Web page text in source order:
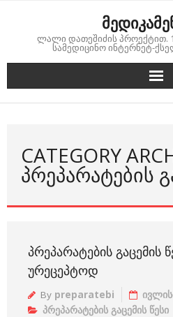
ლალი დათეშიძის პროექტით.
სამედიცინო ინტერნეტ-
CATEGORY
ᲞᲠᲔᲞᲐᲠᲐᲢᲔᲑᲘᲡ
ᲞᲠᲔᲞᲐᲠᲐᲢᲔᲑᲘᲡ ᲒᲐᲪᲔᲛᲘᲡ
ᲣᲠᲔᲪᲔᲞᲢᲝᲓ
By preparatebi
პრეპარატების გაცემის წესი